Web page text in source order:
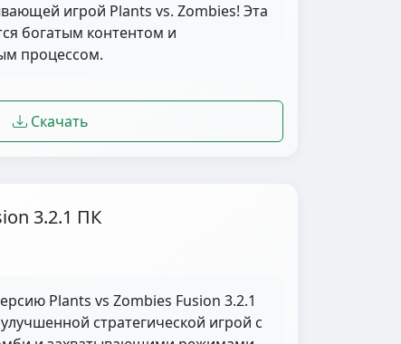
игрой Plants vs. Zombies! Эта
богатым контентом и
процессом.
Скачать
3.2.1 ПК
Plants vs Zombies Fusion 3.2.1
стратегической игрой с